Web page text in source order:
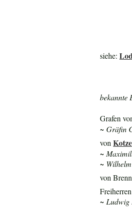
siehe:
bekannte
Grafen
~ Gräfin
vonKotze
~
~
von
~ Ludwig